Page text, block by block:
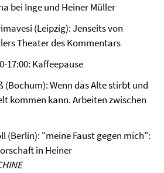
bei Inge und Heiner Müller
(Leipzig): Jenseits von
Theater des Kommentars
17:00: Kaffeepause
(Bochum): Wenn das Alte stirbt und
kommen kann. Arbeiten zwischen
(Berlin): "meine Faust gegen mich":
in Heiner